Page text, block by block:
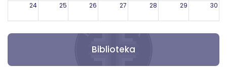
24 25 26 27 28 29 30
Biblioteka